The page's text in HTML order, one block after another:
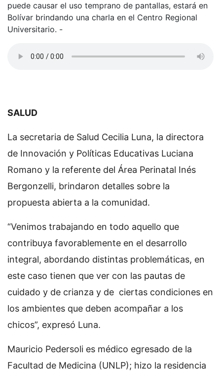
puede causar el uso temprano de pantallas, estará en
Bolívar brindando una charla en el Centro Regional
Universitario. -
SALUD
La secretaria de Salud Cecilia Luna, la directora
de Innovación y Políticas Educativas Luciana
Romano y la referente del Área Perinatal Inés
Bergonzelli, brindaron detalles sobre la
propuesta abierta a la comunidad.
“Venimos trabajando en todo aquello que
contribuya favorablemente en el desarrollo
integral, abordando distintas problemáticas, en
este caso tienen que ver con las pautas de
cuidado y de crianza y de ciertas condiciones en
los ambientes que deben acompañar a los
chicos”, expresó Luna.
Mauricio Pedersoli es médico egresado de la
Facultad de Medicina (UNLP); hizo la residencia